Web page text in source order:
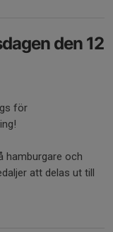
den 12
för
hamburgare och
att delas ut till